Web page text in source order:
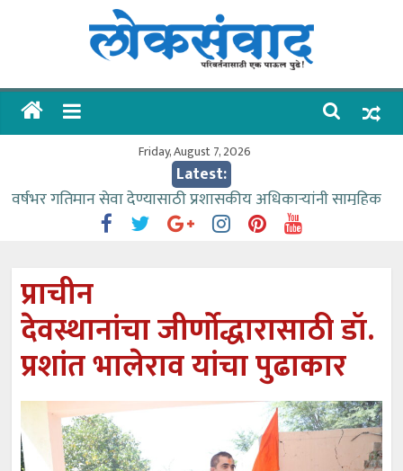
लोकसंवाद
ताज्या
Friday, August 7, 2026
Latest:
वर्षभर गतिमान सेवा देण्यासाठी प्रशासकीय अधिकाऱ्यांनी सामुहिक
प्रयत्न करावे – आमदार काळे
आत्मामालिक गुरूकूलाचे २२८ विद्यार्थी शिष्यवृत्तीस पात्र
ईच्छा आणि मेहनतीच्या बळावर यश मिळवता येते – शिवप्रसाद
पंडोरे
आमदार आशुतोष काळे यांचा वाढदिवस विविध सामाजिक
उपक्रमांनी साजरा
प्राचीन
देवस्थानांचा जीर्णोद्धारासाठी डॉ.
प्रशांत भालेराव यांचा पुढाकार